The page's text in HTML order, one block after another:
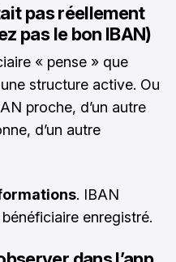
pas réellement
pas le bon IBAN)
« pense » que
structure active. Ou
proche, d’un autre
d’un autre
. IBAN
enregistré.